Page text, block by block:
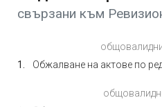
свързани към
Обжалване на актове по